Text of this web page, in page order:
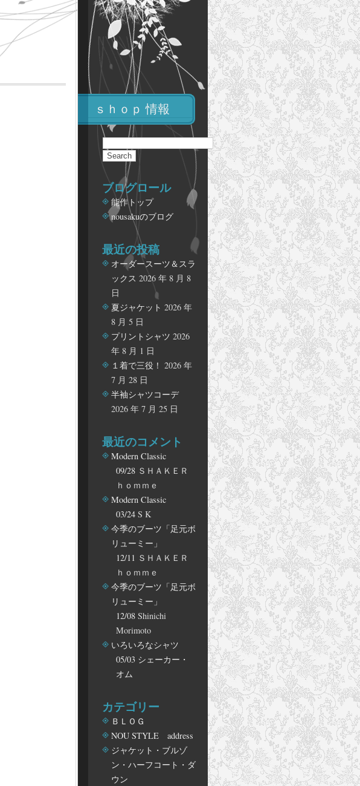
ｓｈｏｐ 情報
ブログロール
能作トップ
nousakuのブログ
最近の投稿
オーダースーツ＆スラ
ックス 2026 年 8 月 8
日
夏ジャケット 2026 年
8 月 5 日
プリントシャツ 2026
年 8 月 1 日
１着で三役！ 2026 年
7 月 28 日
半袖シャツコーデ
2026 年 7 月 25 日
最近のコメント
Modern Classic
09/28 ＳＨＡＫＥＲ
ｈｏｍｍｅ
Modern Classic
03/24 S K
今季のブーツ「足元ボ
リューミー」
12/11 ＳＨＡＫＥＲ
ｈｏｍｍｅ
今季のブーツ「足元ボ
リューミー」
12/08 Shinichi
Morimoto
いろいろなシャツ
05/03 シェーカー・
オム
カテゴリー
ＢＬＯＧ
NOU STYLE address
ジャケット・ブルゾ
ン・ハーフコート・ダ
ウン